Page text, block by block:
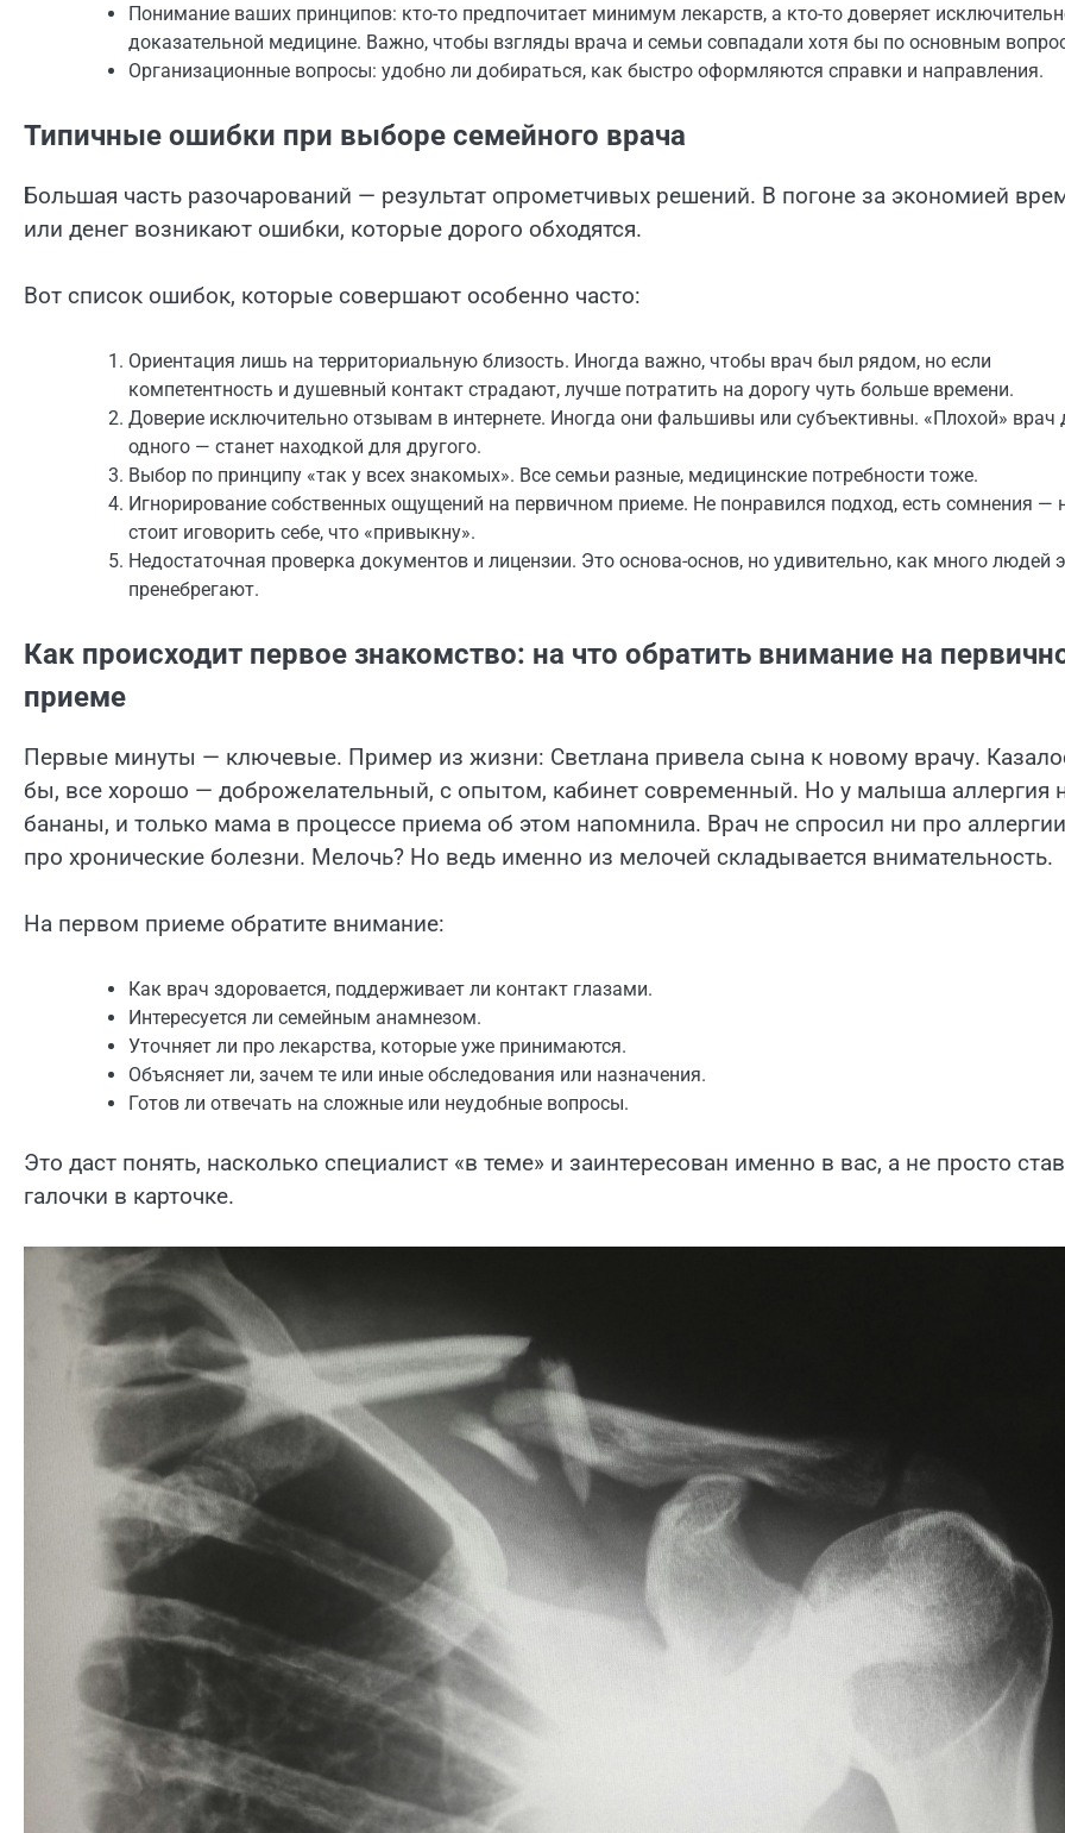
Понимание ваших принципов: кто-то предпочитает минимум лекарств, а кто-то доверяет
доказательной медицине. Важно, чтобы взгляды врача и семьи совпадали хотя бы по основным
Организационные вопросы: удобно ли добираться, как быстро оформляются справки и направления.
Типичные ошибки при выборе семейного врача
Большая часть разочарований — результат опрометчивых решений. В погоне за экономией
или денег возникают ошибки, которые дорого обходятся.
Вот список ошибок, которые совершают особенно часто:
Ориентация лишь на территориальную близость. Иногда важно, чтобы врач был рядом, но если
компетентность и душевный контакт страдают, лучше потратить на дорогу чуть больше времени.
Доверие исключительно отзывам в интернете. Иногда они фальшивы или субъективны. «Плохой» врач
одного — станет находкой для другого.
Выбор по принципу «так у всех знакомых». Все семьи разные, медицинские потребности тоже.
Игнорирование собственных ощущений на первичном приеме. Не понравился подход, есть сомнения —
стоит иговорить себе, что «привыкну».
Недостаточная проверка документов и лицензии. Это основа-основ, но удивительно, как много людей
пренебрегают.
Как происходит первое знакомство: на что обратить внимание на
приеме
Первые минуты — ключевые. Пример из жизни: Светлана привела сына к новому врачу.
бы, все хорошо — доброжелательный, с опытом, кабинет современный. Но у малыша аллергия
бананы, и только мама в процессе приема об этом напомнила. Врач не спросил ни про
про хронические болезни. Мелочь? Но ведь именно из мелочей складывается внимательность.
На первом приеме обратите внимание:
Как врач здоровается, поддерживает ли контакт глазами.
Интересуется ли семейным анамнезом.
Уточняет ли про лекарства, которые уже принимаются.
Объясняет ли, зачем те или иные обследования или назначения.
Готов ли отвечать на сложные или неудобные вопросы.
Это даст понять, насколько специалист «в теме» и заинтересован именно в вас, а не просто
галочки в карточке.